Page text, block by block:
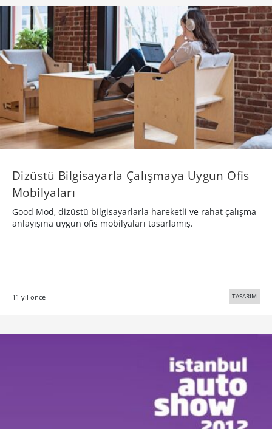
​Dizüstü Bilgisayarla Çalışmaya Uygun Ofis
Mobilyaları
​Good Mod, dizüstü bilgisayarlarla hareketli ve rahat çalışma
anlayışına uygun ofis mobilyaları tasarlamış.
11 yıl önce TASARIM